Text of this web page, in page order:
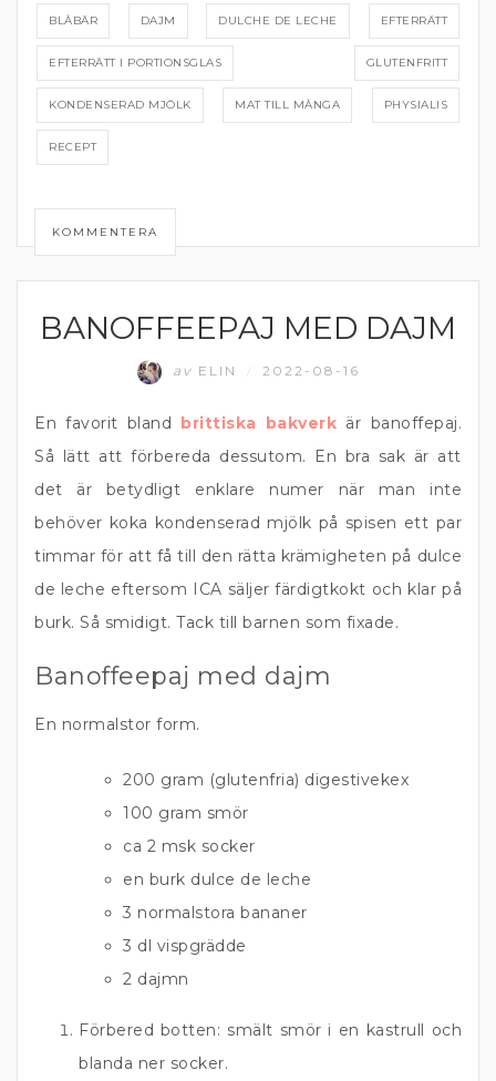
BLÅBÄR DAJM DULCHE DE LECHE EFTERRÄTT
EFTERRÄTT I PORTIONSGLAS GLUTENFRITT
KONDENSERAD MJÖLK MAT TILL MÅNGA PHYSIALIS
RECEPT
KOMMENTERA
BÄRPAJ
BANOFFEEPAJ MED DAJM
av ELIN 2022-08-16
En favorit bland brittiska bakverk är banoffepaj.
Så lätt att förbereda dessutom. En bra sak är att
det är betydligt enklare numer när man inte
behöver koka kondenserad mjölk på spisen ett par
timmar för att få till den rätta krämigheten på dulce
de leche eftersom ICA säljer färdigtkokt och klar på
burk. Så smidigt. Tack till barnen som fixade.
Banoffeepaj med dajm
En normalstor form.
200 gram (glutenfria) digestivekex
100 gram smör
ca 2 msk socker
en burk dulce de leche
3 normalstora bananer
3 dl vispgrädde
2 dajmn
Förbered botten: smält smör i en kastrull och
blanda ner socker.